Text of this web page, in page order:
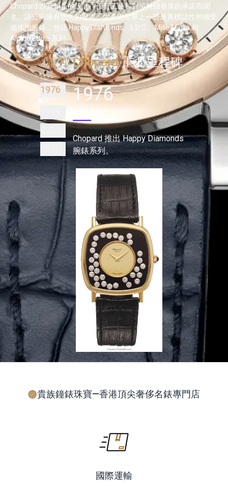
Chopard 以其創新的設計、優質工藝和對可持續發展的承諾而聞
名。該公司擁有悠久的歷史，生產過世界上一些最具標誌性和備受
追捧的腕錶，包括 Happy Diamonds、L.U.C.、Mille Miglia 和
Alpine Eagle 系列。
蕭邦 Chopard 重要里程碑
1976 1976
Chopard 推出 Happy Diamonds
腕錶系列。
貴族鐘錶珠寶—香港頂尖奢侈名錶專門店
國際運輸